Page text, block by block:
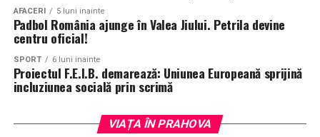
AFACERI 5 luni inainte
Padbol România ajunge în Valea Jiului. Petrila devine
centru oficial!
SPORT 6 luni inainte
Proiectul F.E.I.B. demarează: Uniunea Europeană sprijină
incluziunea socială prin scrimă
VIAȚA ÎN PRAHOVA